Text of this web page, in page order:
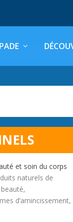
et soin du corps
naturels de
d’amincissement,